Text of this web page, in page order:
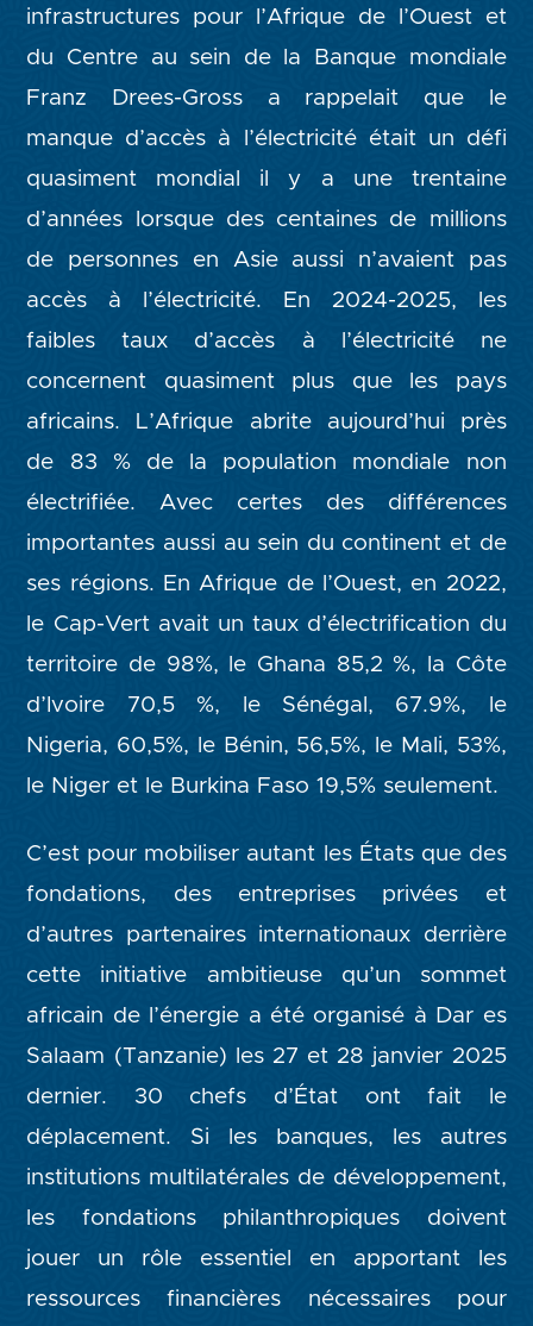
infrastructures pour l’Afrique de l’Ouest et
du Centre au sein de la Banque mondiale
Franz Drees-Gross a rappelait que le
manque d’accès à l’électricité était un défi
quasiment mondial il y a une trentaine
d’années lorsque des centaines de millions
de personnes en Asie aussi n’avaient pas
accès à l’électricité. En 2024-2025, les
faibles taux d’accès à l’électricité ne
concernent quasiment plus que les pays
africains. L’Afrique abrite aujourd’hui près
de 83 % de la population mondiale non
électrifiée. Avec certes des différences
importantes aussi au sein du continent et de
ses régions. En Afrique de l’Ouest, en 2022,
le Cap-Vert avait un taux d’électrification du
territoire de 98%, le Ghana 85,2 %, la Côte
d’Ivoire 70,5 %, le Sénégal, 67.9%, le
Nigeria, 60,5%, le Bénin, 56,5%, le Mali, 53%,
le Niger et le Burkina Faso 19,5% seulement.
C’est pour mobiliser autant les États que des
fondations, des entreprises privées et
d’autres partenaires internationaux derrière
cette initiative ambitieuse qu’un sommet
africain de l’énergie a été organisé à Dar es
Salaam (Tanzanie) les 27 et 28 janvier 2025
dernier. 30 chefs d’État ont fait le
déplacement. Si les banques, les autres
institutions multilatérales de développement,
les fondations philanthropiques doivent
jouer un rôle essentiel en apportant les
ressources financières nécessaires pour